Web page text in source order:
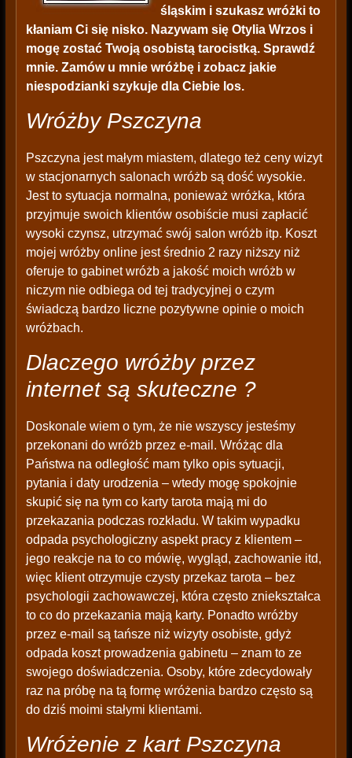
śląskim i szukasz wróżki to
kłaniam Ci się nisko. Nazywam się Otylia Wrzos i
mogę zostać Twoją osobistą tarocistką. Sprawdź
mnie. Zamów u mnie wróżbę i zobacz jakie
niespodzianki szykuje dla Ciebie los.
Wróżby Pszczyna
Pszczyna jest małym miastem, dlatego też ceny wizyt
w stacjonarnych salonach wróżb są dość wysokie.
Jest to sytuacja normalna, ponieważ wróżka, która
przyjmuje swoich klientów osobiście musi zapłacić
wysoki czynsz, utrzymać swój salon wróżb itp. Koszt
mojej wróżby online jest średnio 2 razy niższy niż
oferuje to gabinet wróżb a jakość moich wróżb w
niczym nie odbiega od tej tradycyjnej o czym
świadczą bardzo liczne pozytywne opinie o moich
wróżbach.
Dlaczego wróżby przez
internet są skuteczne ?
Doskonale wiem o tym, że nie wszyscy jesteśmy
przekonani do wróżb przez e-mail. Wróżąc dla
Państwa na odległość mam tylko opis sytuacji,
pytania i daty urodzenia – wtedy mogę spokojnie
skupić się na tym co karty tarota mają mi do
przekazania podczas rozkładu. W takim wypadku
odpada psychologiczny aspekt pracy z klientem –
jego reakcje na to co mówię, wygląd, zachowanie itd,
więc klient otrzymuje czysty przekaz tarota – bez
psychologii zachowawczej, która często zniekształca
to co do przekazania mają karty. Ponadto wróżby
przez e-mail są tańsze niż wizyty osobiste, gdyż
odpada koszt prowadzenia gabinetu – znam to ze
swojego doświadczenia. Osoby, które zdecydowały
raz na próbę na tą formę wróżenia bardzo często są
do dziś moimi stałymi klientami.
Wróżenie z kart Pszczyna